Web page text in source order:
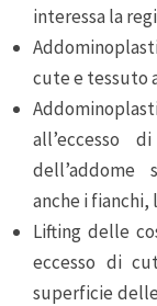
interessa la
cute e tessuto
all’eccesso
dell’addome
anche i fianchi,
Lifting delle
eccesso di
superficie